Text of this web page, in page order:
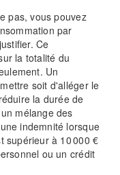
pas, vous pouvez
par
Ce
la totalité du
Un
soit d'alléger le
la durée de
mélange des
indemnité lorsque
supérieur à 10 000 €
ou un crédit